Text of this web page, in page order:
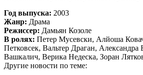
Год выпуска: 2003
Жанр: Драма
Режиссер: Дамьян Козоле
В ролях: Петер Мусевски, Алйоша
Петковсек, Вальтер Драган,
Вашкалич, Верика Недеска, Зоран
Другие новости по теме: